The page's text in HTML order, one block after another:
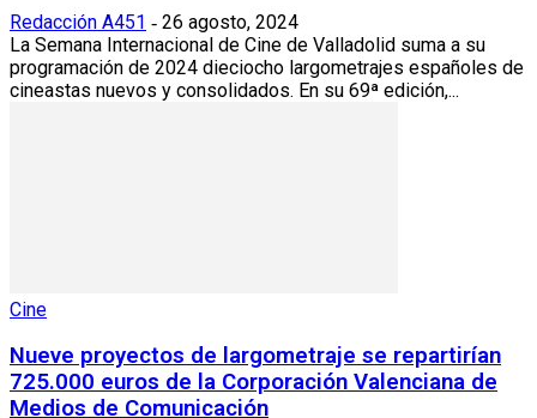
Redacción A451 - 26 agosto, 2024
La Semana Internacional de Cine de Valladolid suma a su
programación de 2024 dieciocho largometrajes españoles de
cineastas nuevos y consolidados. En su 69ª edición,...
Cine
Nueve proyectos de largometraje se repartirían
725.000 euros de la Corporación Valenciana de
Medios de Comunicación